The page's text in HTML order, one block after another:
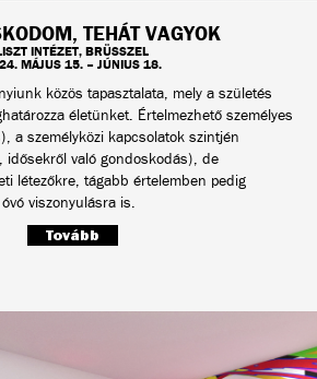
TEHÁT VAGYOK
INTÉZET, BRÜSSZEL
MÁJUS 15. – JÚNIUS 18.
közös tapasztalata, mely a születés
életünket. Értelmezhető személyes
a személyközi kapcsolatok szintjén
idősekről való gondoskodás), de
létezőkre, tágabb értelemben pedig
viszonyulásra is.
Tovább